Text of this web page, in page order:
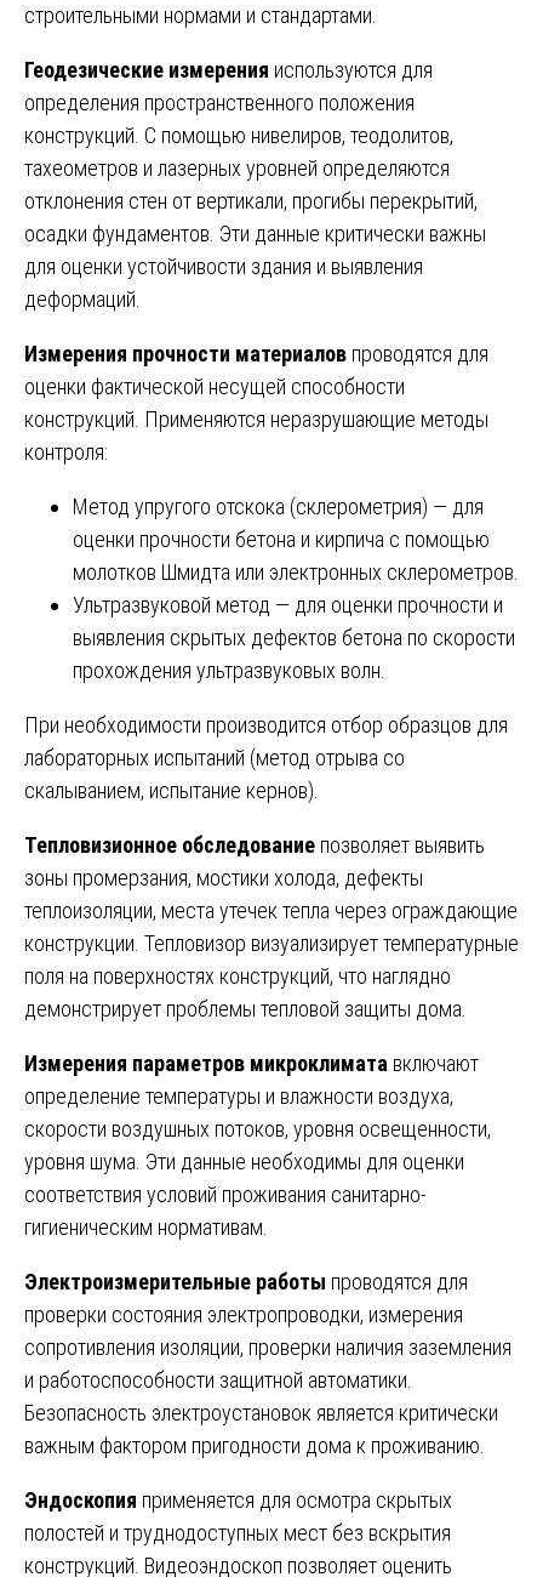
строительными нормами и стандартами.
Геодезические измерения используются для
определения пространственного положения
конструкций. С помощью нивелиров, теодолитов,
тахеометров и лазерных уровней определяются
отклонения стен от вертикали, прогибы перекрытий,
осадки фундаментов. Эти данные критически важны
для оценки устойчивости здания и выявления
деформаций.
Измерения прочности материалов проводятся для
оценки фактической несущей способности
конструкций. Применяются неразрушающие методы
контроля:
Метод упругого отскока (склерометрия) — для
оценки прочности бетона и кирпича с помощью
молотков Шмидта или электронных склерометров.
Ультразвуковой метод — для оценки прочности и
выявления скрытых дефектов бетона по скорости
прохождения ультразвуковых волн.
При необходимости производится отбор образцов для
лабораторных испытаний (метод отрыва со
скалыванием, испытание кернов).
Тепловизионное обследование позволяет выявить
зоны промерзания, мостики холода, дефекты
теплоизоляции, места утечек тепла через ограждающие
конструкции. Тепловизор визуализирует температурные
поля на поверхностях конструкций, что наглядно
демонстрирует проблемы тепловой защиты дома.
Измерения параметров микроклимата включают
определение температуры и влажности воздуха,
скорости воздушных потоков, уровня освещенности,
уровня шума. Эти данные необходимы для оценки
соответствия условий проживания санитарно-
гигиеническим нормативам.
Электроизмерительные работы проводятся для
проверки состояния электропроводки, измерения
сопротивления изоляции, проверки наличия заземления
и работоспособности защитной автоматики.
Безопасность электроустановок является критически
важным фактором пригодности дома к проживанию.
Эндоскопия применяется для осмотра скрытых
полостей и труднодоступных мест без вскрытия
конструкций. Видеоэндоскоп позволяет оценить